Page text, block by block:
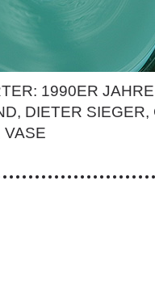
1990ER JAHRE
, DIETER SIEGER,
VASE